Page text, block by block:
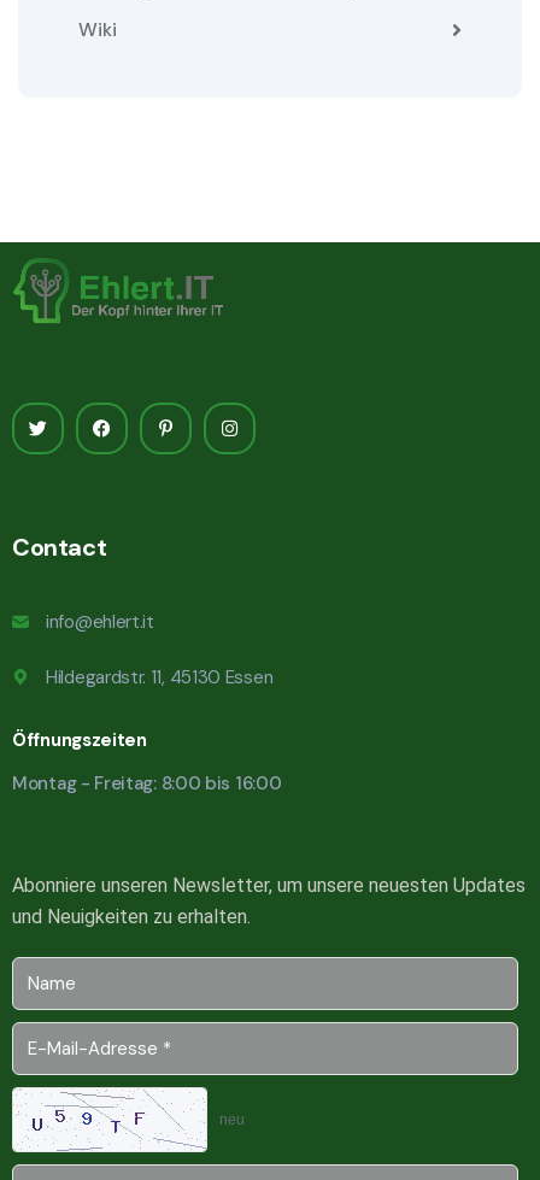
Wiki
Contact
info@ehlert.it
Hildegardstr. 11, 45130 Essen
Öffnungszeiten
Montag - Freitag: 8:00 bis 16:00
Abonniere unseren Newsletter, um unsere neuesten Updates
und Neuigkeiten zu erhalten.
neu